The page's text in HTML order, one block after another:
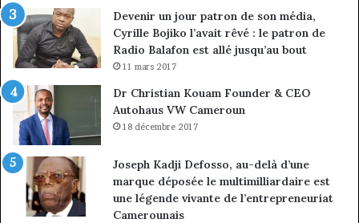
Devenir un jour patron de son média,
Cyrille Bojiko l’avait rêvé : le patron de
Radio Balafon est allé jusqu’au bout
11 mars 2017
Dr Christian Kouam Founder & CEO
Autohaus VW Cameroun
18 décembre 2017
Joseph Kadji Defosso, au-delà d’une
marque déposée le multimilliardaire est
une légende vivante de l’entrepreneuriat
Camerounais